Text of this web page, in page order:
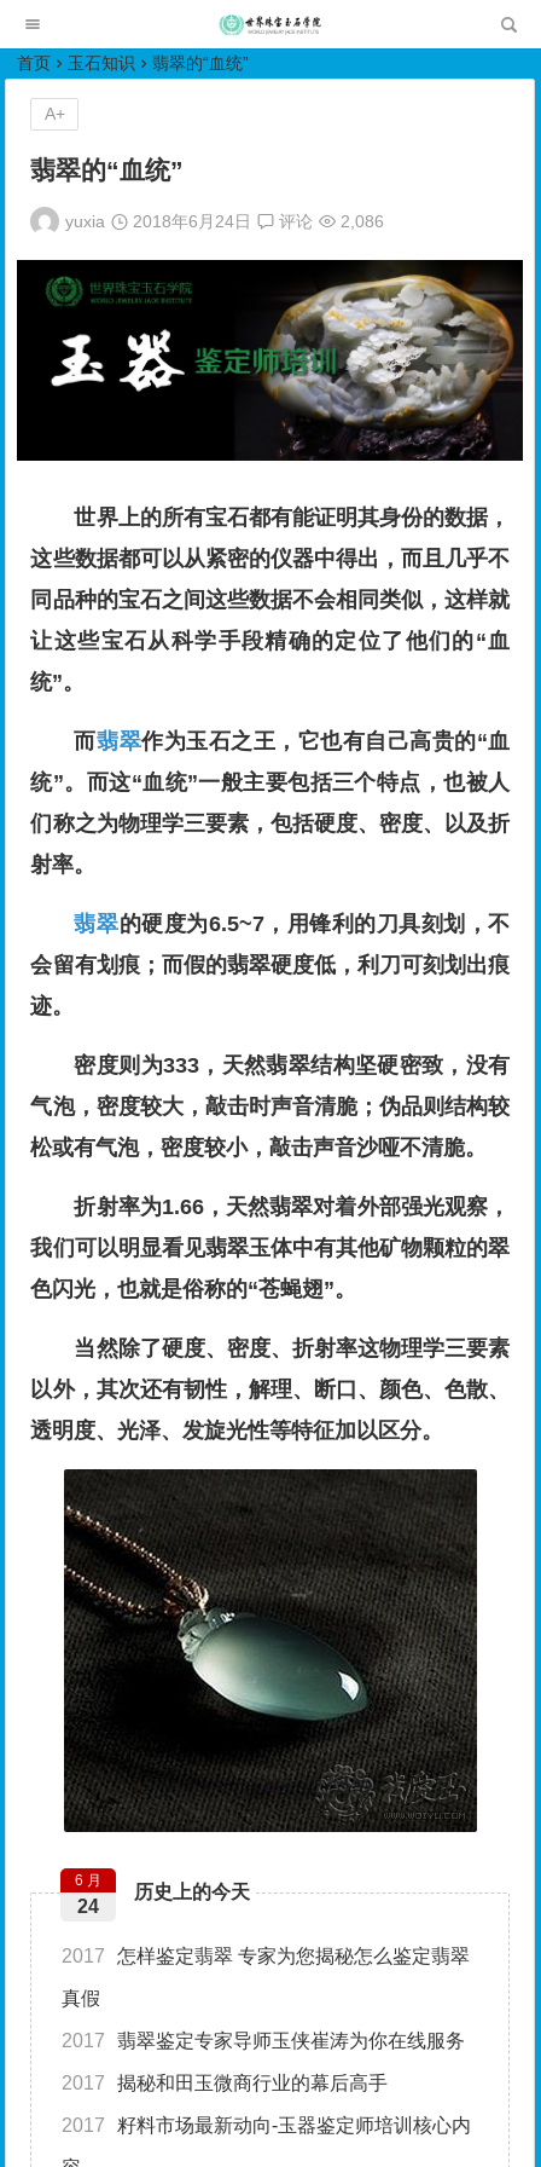
首页 玉石知识 翡翠的“血统”
翡翠的“血统”
yuxia 2018年6月24日 评论 2,086
世界上的所有宝石都有能证明其身份的数据，
这些数据都可以从紧密的仪器中得出，而且几乎不
同品种的宝石之间这些数据不会相同类似，这样就
让这些宝石从科学手段精确的定位了他们的“血
统”。
而翡翠作为玉石之王，它也有自己高贵的“血
统”。而这“血统”一般主要包括三个特点，也被人
们称之为物理学三要素，包括硬度、密度、以及折
射率。
翡翠的硬度为6.5~7，用锋利的刀具刻划，不
会留有划痕；而假的翡翠硬度低，利刀可刻划出痕
迹。
密度则为333，天然翡翠结构坚硬密致，没有
气泡，密度较大，敲击时声音清脆；伪品则结构较
松或有气泡，密度较小，敲击声音沙哑不清脆。
折射率为1.66，天然翡翠对着外部强光观察，
我们可以明显看见翡翠玉体中有其他矿物颗粒的翠
色闪光，也就是俗称的“苍蝇翅”。
当然除了硬度、密度、折射率这物理学三要素
以外，其次还有韧性，解理、断口、颜色、色散、
透明度、光泽、发旋光性等特征加以区分。
历史上的今天
6 月
24
2017 怎样鉴定翡翠 专家为您揭秘怎么鉴定翡翠
真假
2017 翡翠鉴定专家导师玉侠崔涛为你在线服务
2017 揭秘和田玉微商行业的幕后高手
2017 籽料市场最新动向-玉器鉴定师培训核心内
A+